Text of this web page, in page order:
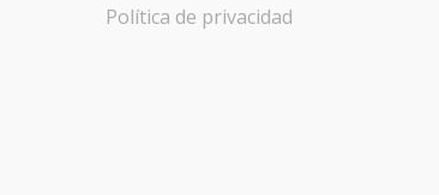
Política de privacidad